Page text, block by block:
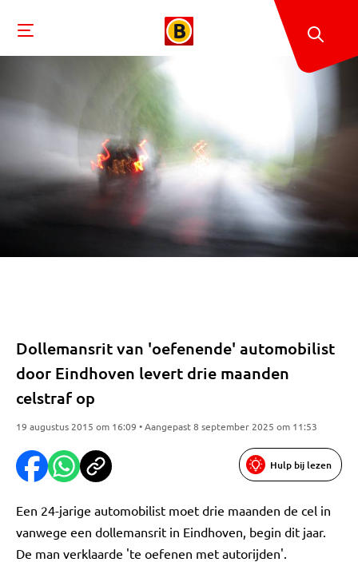
Dollemansrit van 'oefenende' automobilist
door Eindhoven levert drie maanden
celstraf op
19 augustus 2015 om 16:09 • Aangepast 8 september 2025 om 11:53
Hulp bij lezen
Een 24-jarige automobilist moet drie maanden de cel in
vanwege een dollemansrit in Eindhoven, begin dit jaar.
De man verklaarde 'te oefenen met autorijden'.